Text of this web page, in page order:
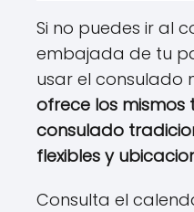
Si no puedes ir al
embajada de tu
usar el consulado
ofrece los mismos
consulado
flexibles y
Consulta el